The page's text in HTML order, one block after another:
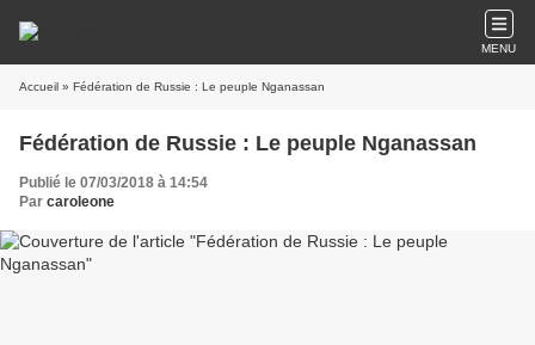
MENU
Accueil » Fédération de Russie : Le peuple Nganassan
Fédération de Russie : Le peuple Nganassan
Publié le 07/03/2018 à 14:54
Par caroleone